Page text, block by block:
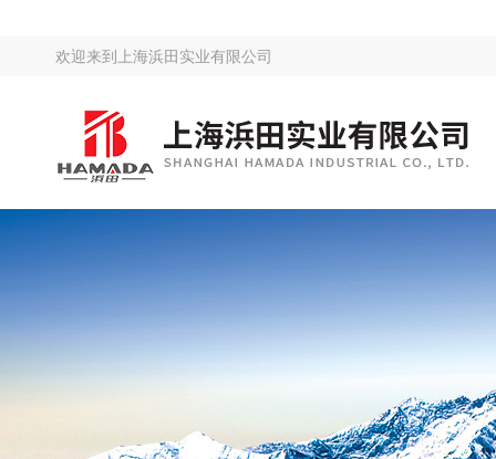
欢迎来到 上海浜田实业有限公司